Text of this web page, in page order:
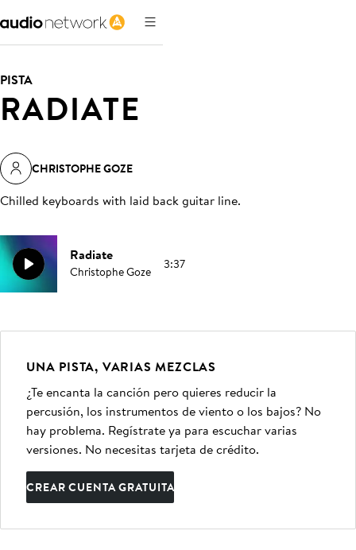
PISTA
RADIATE
CHRISTOPHE GOZE
Chilled keyboards with laid back guitar line.
Radiate
Christophe Goze 3:37
UNA PISTA, VARIAS MEZCLAS
¿Te encanta la canción pero quieres reducir la
percusión, los instrumentos de viento o los bajos? No
hay problema. Regístrate ya para escuchar varias
versiones. No necesitas tarjeta de crédito.
CREAR CUENTA GRATUITA